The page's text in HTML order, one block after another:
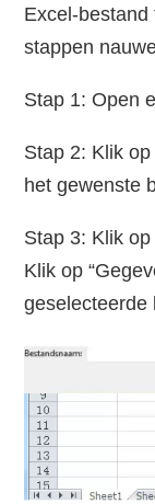
Excel-
stappen
Stap 1: Open
Stap 2: Klik
het gewenste
Stap 3: Klik op
Klik op
geselecteerde